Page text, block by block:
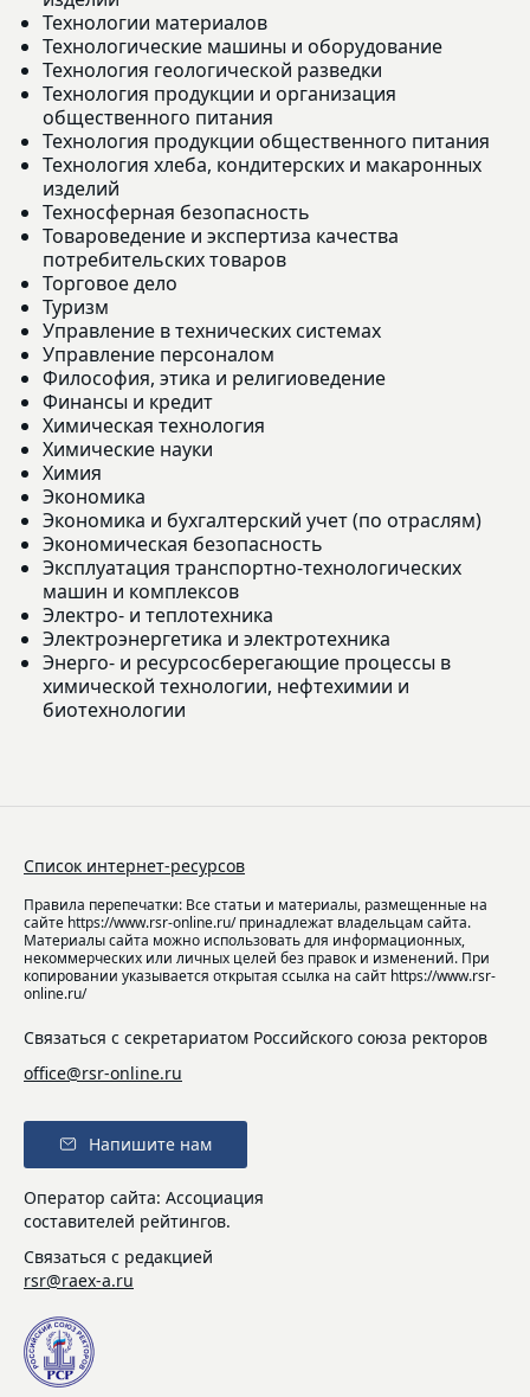
Технологии материалов
Технологические машины и оборудование
Технология геологической разведки
Технология продукции и организация
общественного питания
Технология продукции общественного питания
Технология хлеба, кондитерских и макаронных
изделий
Техносферная безопасность
Товароведение и экспертиза качества
потребительских товаров
Торговое дело
Туризм
Управление в технических системах
Управление персоналом
Философия, этика и религиоведение
Финансы и кредит
Химическая технология
Химические науки
Химия
Экономика
Экономика и бухгалтерский учет (по отраслям)
Экономическая безопасность
Эксплуатация транспортно-технологических
машин и комплексов
Электро- и теплотехника
Электроэнергетика и электротехника
Энерго- и ресурсосберегающие процессы в
химической технологии, нефтехимии и
биотехнологии
Список интернет-ресурсов
Правила перепечатки: Все статьи и материалы, размещенные на
сайте https://www.rsr-online.ru/ принадлежат владельцам сайта.
Материалы сайта можно использовать для информационных,
некоммерческих или личных целей без правок и изменений. При
копировании указывается открытая ссылка на сайт https://www.rsr-
online.ru/
Связаться с секретариатом Российского союза ректоров
office@rsr-online.ru
Напишите нам
Оператор сайта: Ассоциация
составителей рейтингов.
Связаться с редакцией
rsr@raex-a.ru